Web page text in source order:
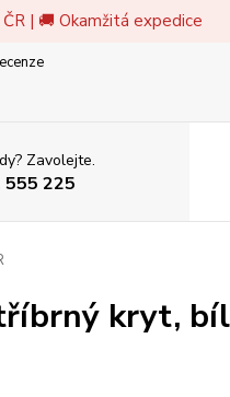
| 🚚 Okamžitá expedice
Zavolejte.
555 225
kryt,